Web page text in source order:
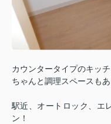
カウンタータイプのキッ
ちゃんと調理スペースもあ
駅近、オートロック、エ
ン！